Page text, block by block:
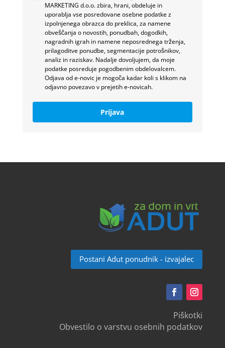
MARKETING d.o.o. zbira, hrani, obdeluje in
uporablja vse posredovane osebne podatke z
izpolnjenega obrazca do preklica, za namene
obveščanja o novostih, ponudbah, dogodkih,
nagradnih igrah in namene neposrednega trženja,
prilagoditve ponudbe, segmentacije potrošnikov,
analiz in raziskav. Nadalje dovoljujem, da moje
podatke posreduje pogodbenim obdelovalcem.
Odjava od e-novic je mogoča kadar koli s klikom na
odjavno povezavo v prejetih e-novicah.
Prijava
Postani Adut ponudnik - izvajalec
Piškotki
Obvestilo o varstvu osebnih podatkov